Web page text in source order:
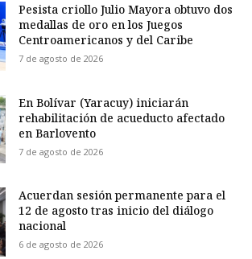
Pesista criollo Julio Mayora obtuvo dos
medallas de oro en los Juegos
Centroamericanos y del Caribe
7 de agosto de 2026
En Bolívar (Yaracuy) iniciarán
rehabilitación de acueducto afectado
en Barlovento
7 de agosto de 2026
Acuerdan sesión permanente para el
12 de agosto tras inicio del diálogo
nacional
6 de agosto de 2026